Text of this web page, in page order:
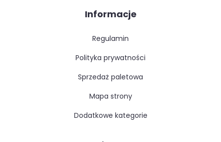
Informacje
regulamin
polityka prywatności
sprzedaż paletowa
mapa strony
dodatkowe kategorie